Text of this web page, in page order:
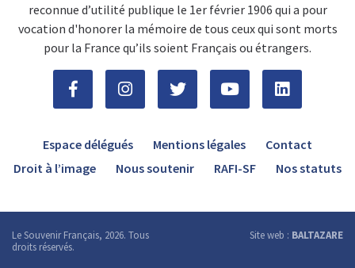
reconnue d’utilité publique le 1er février 1906 qui a pour
vocation d'honorer la mémoire de tous ceux qui sont morts
pour la France qu’ils soient Français ou étrangers.
Espace délégués Mentions légales
Contact
Droit à l’image
Nous soutenir RAFI-SF Nos statuts
Le Souvenir Français, 2026. Tous
droits réservés.
Site web : BALTAZARE